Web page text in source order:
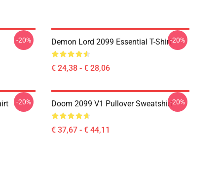
-20% Demon Lord 2099 Essential T-Shirt
€ 24,38 - € 28,06
-20%
-20% Doom 2099 V1 Pullover Sweatshirt
€ 37,67 - € 44,11
-20%